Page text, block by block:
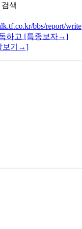
색
bbs/report/write
하고 [특종보자→]
보기→]